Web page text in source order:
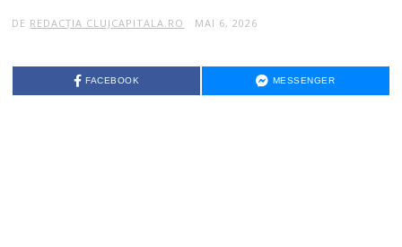
DE REDACȚIA CLUJCAPITALA.RO MAI 6, 2026
FACEBOOK MESSENGER